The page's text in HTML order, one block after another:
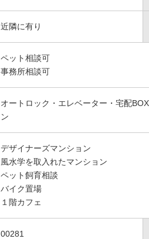
近隣に有り
ペット相談可
事務所相談可
オートロック・エレベーター・宅配
ン
デザイナーズマンション
風水学を取入れたマンション
ペット飼育相談
バイク置場
１階カフェ
00281